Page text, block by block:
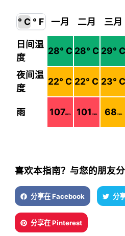
° C ° F 一月 二月 三月
日间温
度
28° C 28° C 29° C
夜间温
度
22° C 22° C 23° C
雨 107mm 101 mm 68mm
喜欢本指南？与您的朋友分
分享在 Facebook 分
分享在 Pinterest